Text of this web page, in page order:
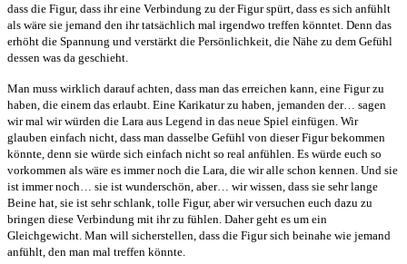
dass die Figur, dass ihr eine Verbindung zu der Figur spürt, dass es sich anfühlt
als wäre sie jemand den ihr tatsächlich mal irgendwo treffen könntet. Denn das
erhöht die Spannung und verstärkt die Persönlichkeit, die Nähe zu dem Gefühl
dessen was da geschieht.
Man muss wirklich darauf achten, dass man das erreichen kann, eine Figur zu
haben, die einem das erlaubt. Eine Karikatur zu haben, jemanden der… sagen
wir mal wir würden die Lara aus Legend in das neue Spiel einfügen. Wir
glauben einfach nicht, dass man dasselbe Gefühl von dieser Figur bekommen
könnte, denn sie würde sich einfach nicht so real anfühlen. Es würde euch so
vorkommen als wäre es immer noch die Lara, die wir alle schon kennen. Und sie
ist immer noch… sie ist wunderschön, aber… wir wissen, dass sie sehr lange
Beine hat, sie ist sehr schlank, tolle Figur, aber wir versuchen euch dazu zu
bringen diese Verbindung mit ihr zu fühlen. Daher geht es um ein
Gleichgewicht. Man will sicherstellen, dass die Figur sich beinahe wie jemand
anfühlt, den man mal treffen könnte.